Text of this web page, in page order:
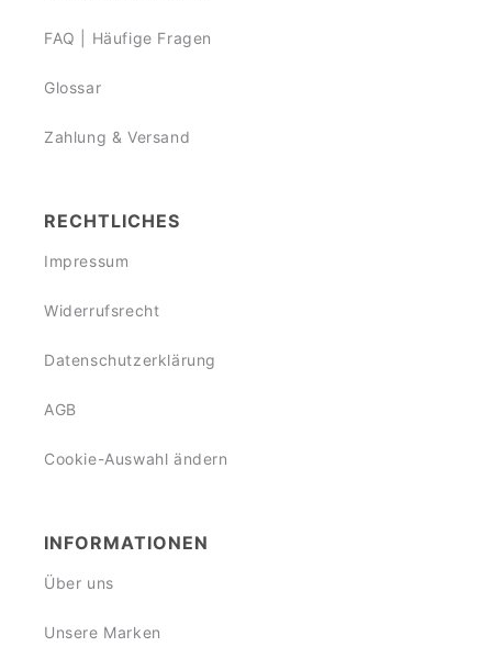
FAQ | Häufige Fragen
Glossar
Zahlung & Versand
RECHTLICHES
Impressum
Widerrufsrecht
Datenschutzerklärung
AGB
Cookie-Auswahl ändern
INFORMATIONEN
Über uns
Unsere Marken